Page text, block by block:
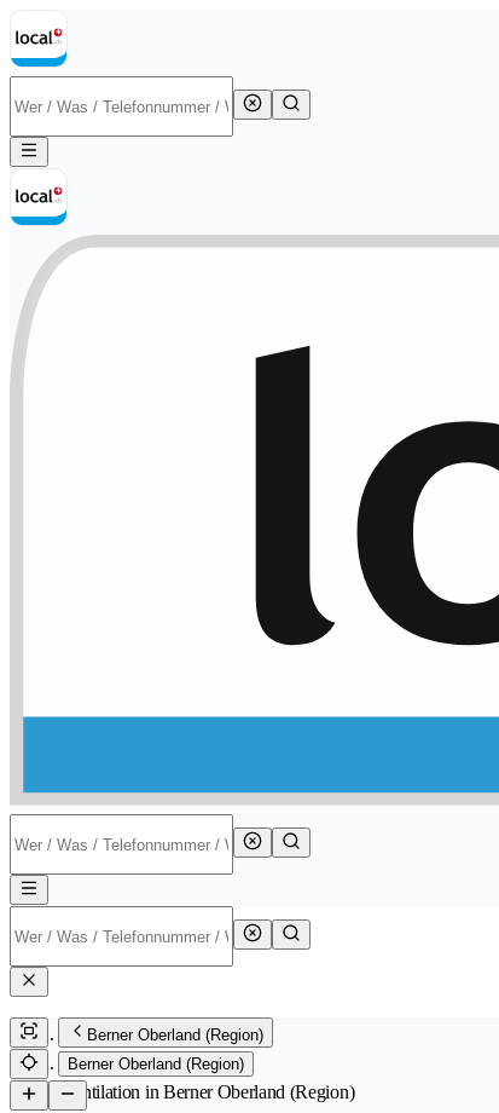
Berner Oberland (Region)
Berner Oberland (Region)
/Ventilation in Berner Oberland (Region)